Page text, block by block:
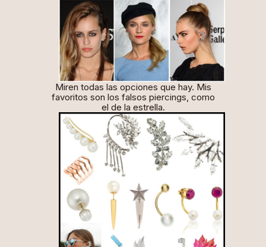
Miren todas las opciones que hay. Mis
favoritos son los falsos piercings , como
el de la estrella.